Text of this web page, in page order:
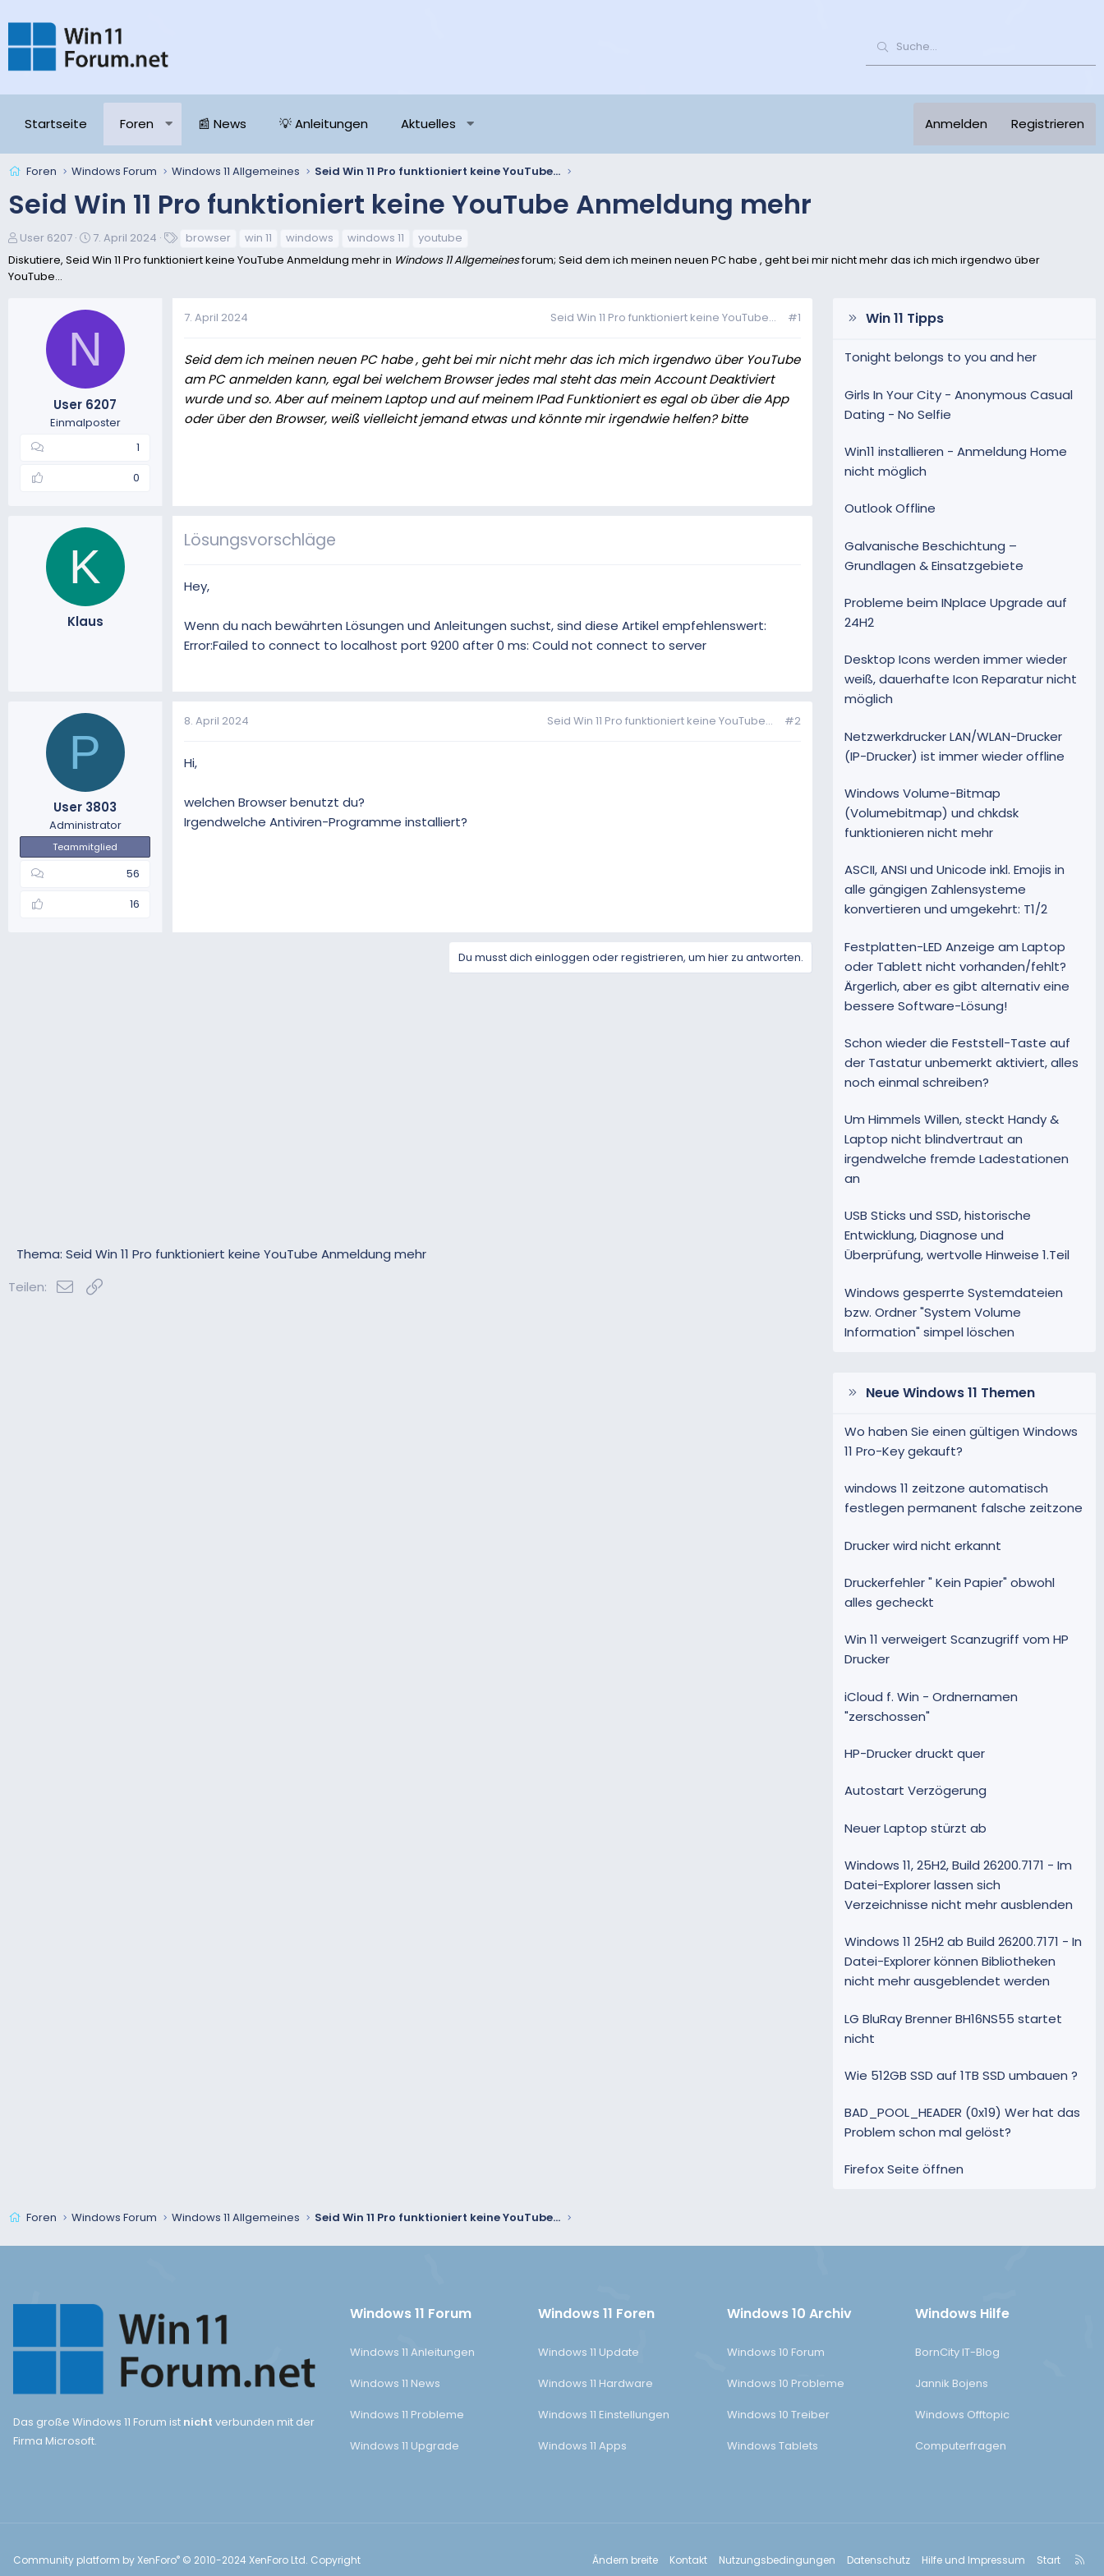
Startseite Foren 📰 News 💡 Anleitungen Aktuelles Anmelden Registrieren
Foren Windows Forum Windows 11 Allgemeines Seid Win 11 Pro funktioniert keine YouTube Anmeldung mehr
Seid Win 11 Pro funktioniert keine YouTube Anmeldung mehr
E
s
t
User 6207
E
r
s
a
m
7. April 2024
h
g
e
browser win 11 windows windows 11
youtube
Diskutiere, Seid Win 11 Pro funktioniert keine YouTube Anmeldung mehr in Windows 11 Allgemeinesforum; Seid dem ich meinen neuen PC habe , geht bei mir nicht mehr das ich mich irgendwo über
YouTube...
N
User 6207
Einmalposter
1
0
7. April 2024 Seid Win 11 Pro funktioniert keine YouTube... #1
Seid dem ich meinen neuen PC habe , geht bei mir nicht mehr das ich mich irgendwo über YouTube
am PC anmelden kann, egal bei welchem Browser jedes mal steht das mein Account Deaktiviert
wurde und so. Aber auf meinem Laptop und auf meinem IPad Funktioniert es egal ob über die App
oder über den Browser, weiß vielleicht jemand etwas und könnte mir irgendwie helfen? bitte
K
Klaus
Lösungsvorschläge
Hey,
Wenn du nach bewährten Lösungen und Anleitungen suchst, sind diese Artikel empfehlenswert:
Error:Failed to connect to localhost port 9200 after 0 ms: Could not connect to server
P
User 3803
Administrator
Teammitglied
56
16
8. April 2024 Seid Win 11 Pro funktioniert keine YouTube... #2
Hi,
welchen Browser benutzt du?
Irgendwelche Antiviren-Programme installiert?
Du musst dich einloggen oder registrieren, um hier zu antworten.
Thema: Seid Win 11 Pro funktioniert keine YouTube Anmeldung mehr
Teilen:
E-Mail
Win 11 Tipps
Tonight belongs to you and her
Girls In Your City - Anonymous Casual
Dating - No Selfie
Win11 installieren - Anmeldung Home
nicht möglich
Outlook Offline
Galvanische Beschichtung –
Grundlagen & Einsatzgebiete
Probleme beim INplace Upgrade auf
24H2
Desktop Icons werden immer wieder
weiß, dauerhafte Icon Reparatur nicht
möglich
Netzwerkdrucker LAN/WLAN-Drucker
(IP-Drucker) ist immer wieder offline
Windows Volume-Bitmap
(Volumebitmap) und chkdsk
funktionieren nicht mehr
ASCII, ANSI und Unicode inkl. Emojis in
alle gängigen Zahlensysteme
konvertieren und umgekehrt: T1/2
Festplatten-LED Anzeige am Laptop
oder Tablett nicht vorhanden/fehlt?
Ärgerlich, aber es gibt alternativ eine
bessere Software-Lösung!
Schon wieder die Feststell-Taste auf
der Tastatur unbemerkt aktiviert, alles
noch einmal schreiben?
Um Himmels Willen, steckt Handy &
Laptop nicht blindvertraut an
irgendwelche fremde Ladestationen
an
USB Sticks und SSD, historische
Entwicklung, Diagnose und
Überprüfung, wertvolle Hinweise 1.Teil
Windows gesperrte Systemdateien
bzw. Ordner "System Volume
Information" simpel löschen
Neue Windows 11 Themen
Wo haben Sie einen gültigen Windows
11 Pro-Key gekauft?
windows 11 zeitzone automatisch
festlegen permanent falsche zeitzone
Drucker wird nicht erkannt
Druckerfehler " Kein Papier" obwohl
alles gecheckt
Win 11 verweigert Scanzugriff vom HP
Drucker
iCloud f. Win - Ordnernamen
"zerschossen"
HP-Drucker druckt quer
Autostart Verzögerung
Neuer Laptop stürzt ab
Windows 11, 25H2, Build 26200.7171 - Im
Datei-Explorer lassen sich
Verzeichnisse nicht mehr ausblenden
Windows 11 25H2 ab Build 26200.7171 - In
Datei-Explorer können Bibliotheken
nicht mehr ausgeblendet werden
LG BluRay Brenner BH16NS55 startet
nicht
Wie 512GB SSD auf 1TB SSD umbauen ?
BAD_POOL_HEADER (0x19) Wer hat das
Problem schon mal gelöst?
Firefox Seite öffnen
Foren Windows Forum Windows 11 Allgemeines Seid Win 11 Pro funktioniert keine YouTube Anmeldung mehr
Das große Windows 11 Forum ist nicht verbunden mit der
Firma Microsoft.
Windows 11 Forum
Windows 11 Anleitungen
Windows 11 News
Windows 11 Probleme
Windows 11 Upgrade
Windows 11 Foren
Windows 11 Update
Windows 11 Hardware
Windows 11 Einstellungen
Windows 11 Apps
Windows 10 Archiv
Windows 10 Forum
Windows 10 Probleme
Windows 10 Treiber
Windows Tablets
Windows Hilfe
BornCity IT-Blog
Jannik Bojens
Windows Offtopic
Computerfragen
Community platform by XenForo® © 2010-2024 XenForo Ltd. Copyright Ändern breite Kontakt Nutzungsbedingungen Datenschutz Hilfe und Impressum Start
R